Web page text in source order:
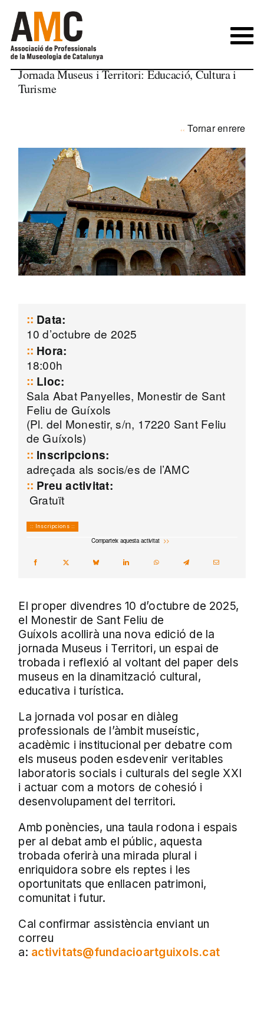
content
Jornada Museus i Territori: Educació, Cultura i
Turisme
Tornar enrere
Data:
10 d’octubre de 2025
Hora:
18:00h
Lloc:
Sala Abat Panyelles, Monestir de Sant
Feliu de Guíxols
(Pl. del Monestir, s/n, 17220 Sant Feliu
de Guíxols)
Inscripcions:
adreçada als socis/es de l’AMC
Preu activitat:
Gratuït
:: Inscripcions ::
Comparteix aquesta activitat
El proper divendres 10 d’octubre de 2025,
el Monestir de Sant Feliu de
Guíxols acollirà una nova edició de la
jornada Museus i Territori, un espai de
trobada i reflexió al voltant del paper dels
museus en la dinamització cultural,
educativa i turística.
La jornada vol posar en diàleg
professionals de l’àmbit museístic,
acadèmic i institucional per debatre com
els museus poden esdevenir veritables
laboratoris socials i culturals del segle XXI
i actuar com a motors de cohesió i
desenvolupament del territori.
Amb ponències, una taula rodona i espais
per al debat amb el públic, aquesta
trobada oferirà una mirada plural i
enriquidora sobre els reptes i les
oportunitats que enllacen patrimoni,
comunitat i futur.
Cal confirmar assistència enviant un
correu
a: activitats@fundacioartguixols.cat